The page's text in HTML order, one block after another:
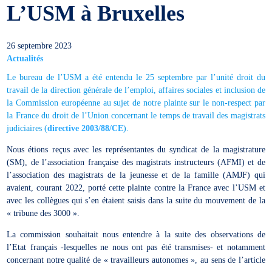
L’USM à Bruxelles
26 septembre 2023
Actualités
Le bureau de l’USM a été entendu le 25 septembre par l’unité droit du
travail de la direction générale de l’emploi, affaires sociales et inclusion de
la Commission européenne au sujet de notre plainte sur le non-respect par
la France du droit de l’Union concernant le temps de travail des magistrats
judiciaires (directive 2003/88/CE).
Nous étions reçus avec les représentantes du syndicat de la magistrature
(SM), de l’association française des magistrats instructeurs (AFMI) et de
l’association des magistrats de la jeunesse et de la famille (AMJF) qui
avaient, courant 2022, porté cette plainte contre la France avec l’USM et
avec les collègues qui s’en étaient saisis dans la suite du mouvement de la
« tribune des 3000 ».
La commission souhaitait nous entendre à la suite des observations de
l’Etat français -lesquelles ne nous ont pas été transmises- et notamment
concernant notre qualité de « travailleurs autonomes », au sens de l’article